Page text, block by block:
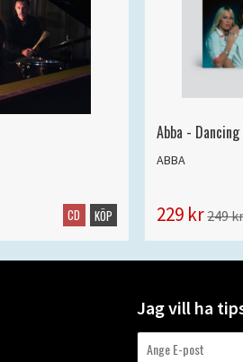
CD KÖP
Abba -
ABBA
229 kr249
Jag vill ha